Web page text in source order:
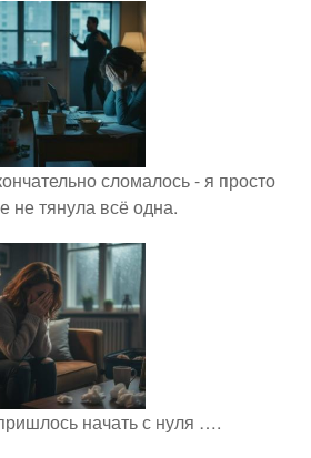
сломалось - я просто
не тянула всё одна.
начать с нуля ….